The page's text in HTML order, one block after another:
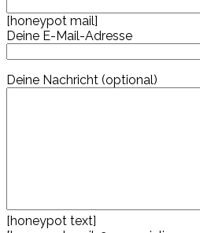
[honeypot mail]
Deine E-Mail-Adresse
Deine Nachricht (optional)
[honeypot text]